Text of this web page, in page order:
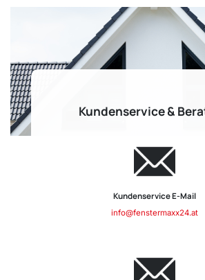
Kundenservice &
Kundenservice E-Mail
info@fenstermaxx24.at